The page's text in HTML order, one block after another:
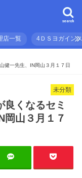
search
店一覧 4ＤＳヨガイン
健一先生、IN岡山３月１７日
未分類
良くなるセミ
山３月１７